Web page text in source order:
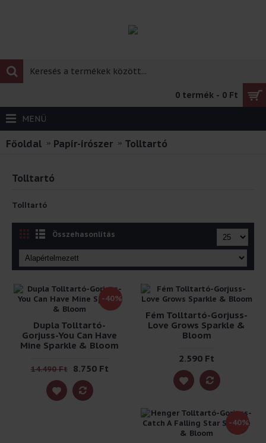
0 termék - 0 Ft
MENÜ
Főoldal Papír-írószer Tolltartó
Tolltartó
Tolltartó
Összehasonlítás
-40%
Dupla Tolltartó-
Gorjuss-You Can Have
Mine Sparkle & Bloom
14.490 Ft 8.750 Ft
Fém Tolltartó-Gorjuss-
Love Grows Sparkle &
Bloom
2.590 Ft
-40%